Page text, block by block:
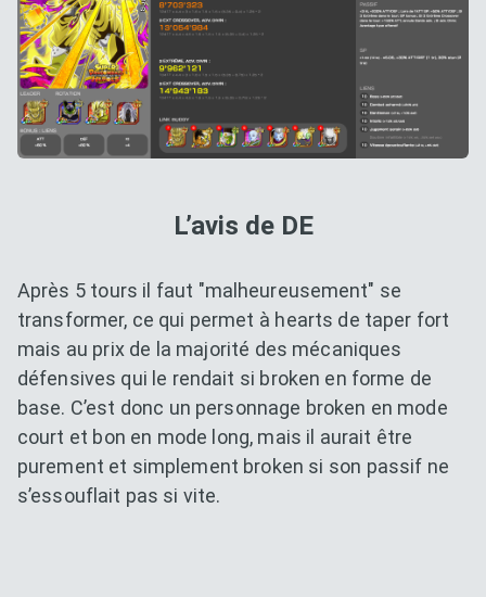
L’avis de DE
Après 5 tours il faut "malheureusement" se
transformer, ce qui permet à hearts de taper fort
mais au prix de la majorité des mécaniques
défensives qui le rendait si broken en forme de
base. C’est donc un personnage broken en mode
court et bon en mode long, mais il aurait être
purement et simplement broken si son passif ne
s’essouflait pas si vite.